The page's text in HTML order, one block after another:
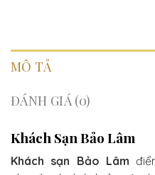
MÔ TẢ
ĐÁNH GIÁ (0)
Khách Sạn Bảo Lâm
Khách sạn Bảo Lâm